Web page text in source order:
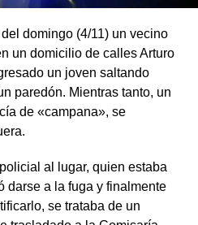
domingo (4/11) un vecino
un domicilio de calles Arturo
un joven saltando
paredón. Mientras tanto, un
de «campana», se
al lugar, quien estaba
darse a la fuga y finalmente
se trataba de un